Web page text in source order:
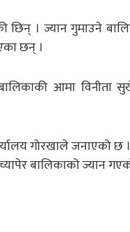
। ज्यान गुमाउने
छन् ।
आमा विनीता
गोरखाले जनाएको
बालिकाको ज्यान